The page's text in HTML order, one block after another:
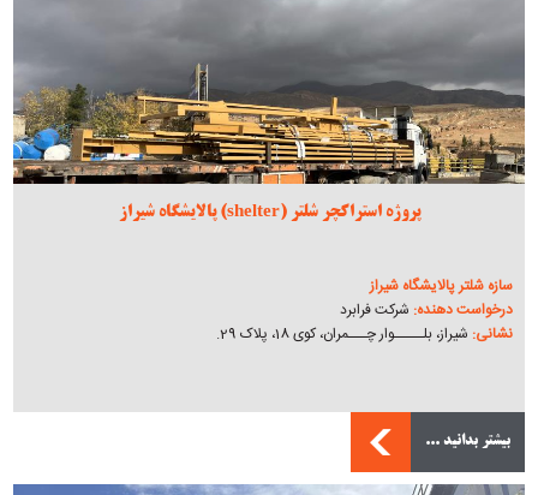
پروژه استراکچر شلتر (shelter) پالایشگاه شیراز
سازه شلتر پالایشگاه شیراز
درخواست دهنده: شرکت فرابرد
نشانی: شیراز، بلـــــوار چـــمران، کوی 18، پلاک 29.
بیشتر بدانید ...